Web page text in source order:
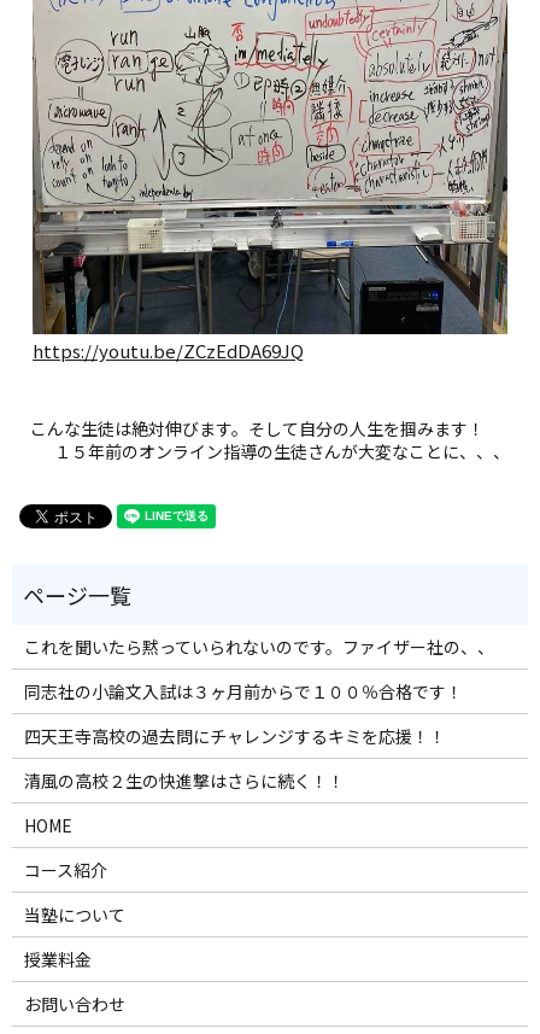
https://youtu.be/ZCzEdDA69JQ
こんな生徒は絶対伸びます。そして自分の人生を掴みます！
１５年前のオンライン指導の生徒さんが大変なことに、、、
これを聞いたら黙っていられないのです。ファイザー社の、、
同志社の小論文入試は３ヶ月前からで１００％合格です！
四天王寺高校の過去問にチャレンジするキミを応援！！
清風の高校２生の快進撃はさらに続く！！
HOME
コース紹介
当塾について
授業料金
お問い合わせ